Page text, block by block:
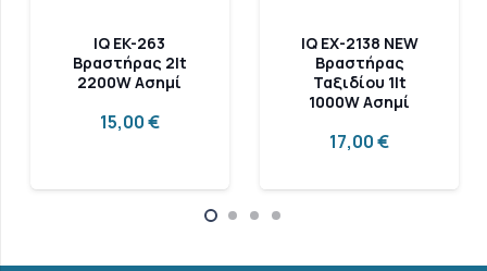
IQ EK-263
Βραστήρας 2lt
2200W Ασημί
15,00€
IQ EX-2138 NEW
Βραστήρας
Ταξιδίου 1lt
1000W Ασημί
17,00€